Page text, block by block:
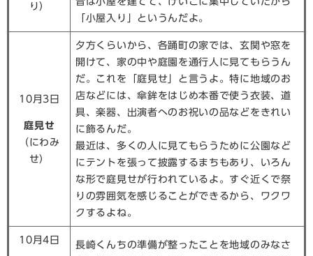
り）
「小屋入り」というんだよ。
10月3日
庭見せ
​（にわみ
せ）
夕方くらいから、各踊町の家では、玄関や窓を
開けて、家の中や庭園を通行人に見てもらうん
だ。これを「庭見せ」と言うよ。特に地域のお
店などには、傘鉾をはじめ本番で使う衣装、道
具、楽器、出演者へのお祝いの品などをきれい
に飾るんだ。
​最近は、多くの人に見てもらうために公園など
にテントを張って披露するまちもあり、いろん
な形で庭見せが行われているよ。すぐ近くで祭
りの雰囲気を感じることができるから、ワクワ
クするよね。
10月4日
長崎くんちの準備が整ったことを地域のみなさ